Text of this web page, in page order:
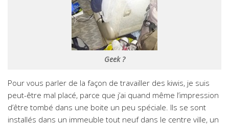
Geek ?
Pour vous parler de la façon de travailler des kiwis, je suis
peut-être mal placé, parce que j’ai quand même l’impression
d’être tombé dans une boite un peu spéciale. Ils se sont
installés dans un immeuble tout neuf dans le centre ville, un